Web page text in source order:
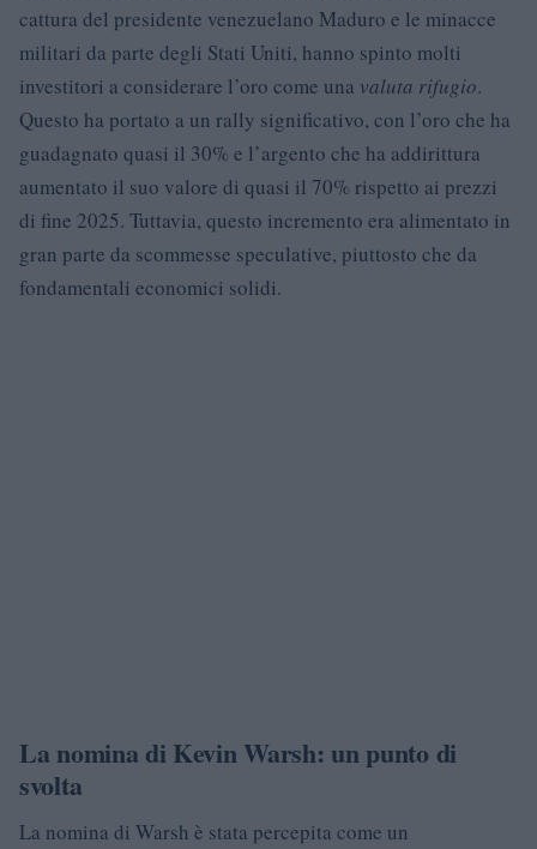
cattura del presidente venezuelano Maduro e le minacce
militari da parte degli Stati Uniti, hanno spinto molti
investitori a considerare l’oro come una valuta rifugio.
Questo ha portato a un rally significativo, con l’oro che ha
guadagnato quasi il 30% e l’argento che ha addirittura
aumentato il suo valore di quasi il 70% rispetto ai prezzi
di fine 2025. Tuttavia, questo incremento era alimentato in
gran parte da scommesse speculative, piuttosto che da
fondamentali economici solidi.
La nomina di Kevin Warsh: un punto di
svolta
La nomina di Warsh è stata percepita come un